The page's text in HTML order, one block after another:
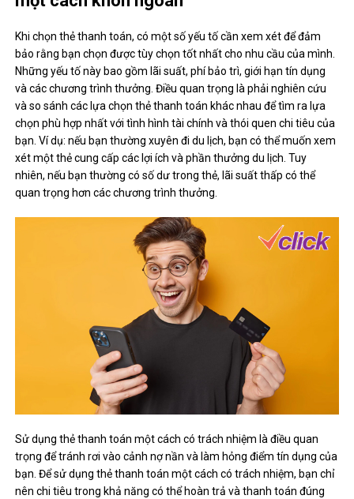
Khi chọn thẻ thanh toán, có một số yếu tố cần xem xét để đảm
bảo rằng bạn chọn được tùy chọn tốt nhất cho nhu cầu của mình.
Những yếu tố này bao gồm lãi suất, phí bảo trì, giới hạn tín dụng
và các chương trình thưởng. Điều quan trọng là phải nghiên cứu
và so sánh các lựa chọn thẻ thanh toán khác nhau để tìm ra lựa
chọn phù hợp nhất với tình hình tài chính và thói quen chi tiêu của
bạn. Ví dụ: nếu bạn thường xuyên đi du lịch, bạn có thể muốn xem
xét một thẻ cung cấp các lợi ích và phần thưởng du lịch. Tuy
nhiên, nếu bạn thường có số dư trong thẻ, lãi suất thấp có thể
quan trọng hơn các chương trình thưởng.
Sử dụng thẻ thanh toán một cách có trách nhiệm là điều quan
trọng để tránh rơi vào cảnh nợ nần và làm hỏng điểm tín dụng của
bạn. Để sử dụng thẻ thanh toán một cách có trách nhiệm, bạn chỉ
nên chi tiêu trong khả năng có thể hoàn trả và thanh toán đúng